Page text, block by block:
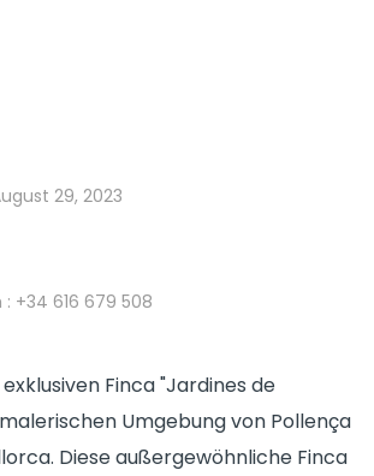
29, 2023
: +34 616 679 508
Finca "Jardines de
Umgebung von Pollença
Diese außergewöhnliche Finca